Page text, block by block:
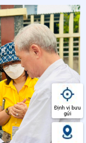
Định vị bưu
gửi